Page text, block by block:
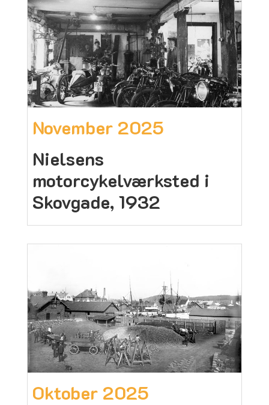
November 2025
Nielsens
motorcykelværksted i
Skovgade, 1932
Oktober 2025